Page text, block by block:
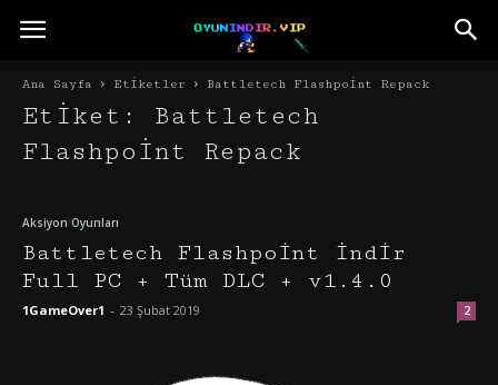
Ana Sayfa Etiketler Battletech Flashpoint Repack
Etiket: Battletech
Flashpoint Repack
Aksiyon Oyunları
Battletech Flashpoint İndir
Full PC + Tüm DLC + v1.4.0
1GameOver1 - 23 Şubat 2019 2